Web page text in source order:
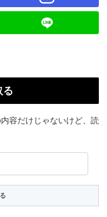
る
容だけじゃないけど、読